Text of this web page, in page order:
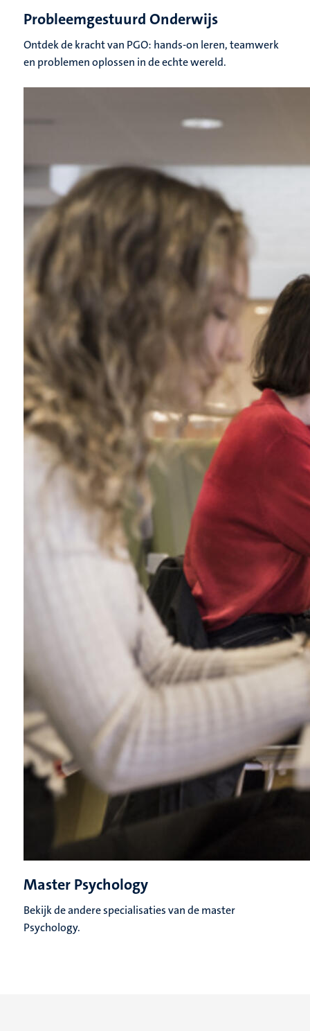
Probleemgestuurd Onderwijs
Ontdek de kracht van PGO: hands-on leren, teamwerk
en problemen oplossen in de echte wereld.
Master Psychology
Bekijk de andere specialisaties van de master
Psychology.